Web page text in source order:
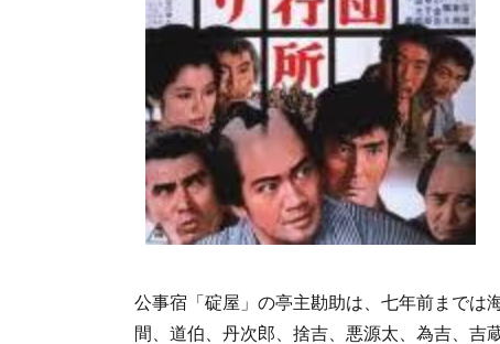
公事宿「碇屋」の亭主勘助は、七年前までは
間、道伯、丹次郎、捨吉、悪源太、為吉、吉